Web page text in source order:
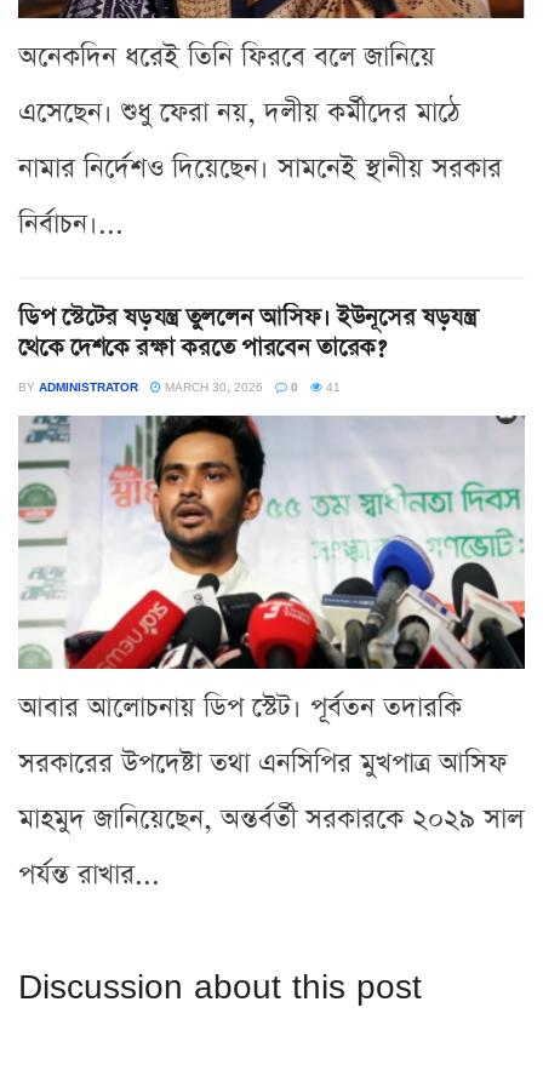
অনেকদিন ধরেই তিনি ফিরবে বলে জানিয়ে
এসেছেন। শুধু ফেরা নয়, দলীয় কর্মীদের মাঠে
নামার নির্দেশও দিয়েছেন। সামনেই স্থানীয় সরকার
নির্বাচন।...
ডিপ স্টেটের ষড়যন্ত্র তুললেন আসিফ। ইউনূসের ষড়যন্ত্র
থেকে দেশকে রক্ষা করতে পারবেন তারেক?
BY ADMINISTRATOR MARCH 30, 2026 0 41
আবার আলোচনায় ডিপ স্টেট। পূর্বতন তদারকি
সরকারের উপদেষ্টা তথা এনসিপির মুখপাত্র আসিফ
মাহমুদ জানিয়েছেন, অন্তর্বর্তী সরকারকে ২০২৯ সাল
পর্যন্ত রাখার...
Discussion about this post